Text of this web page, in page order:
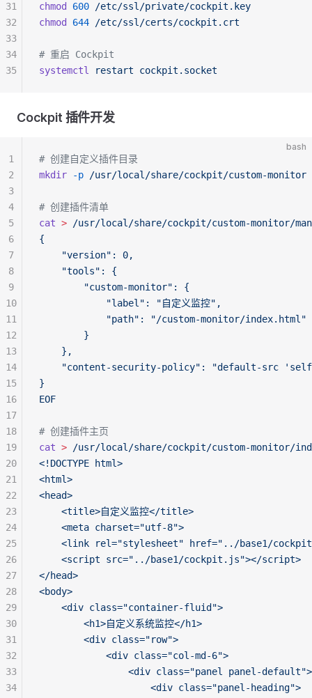
chmod
600 /etc/ssl/private/cockpit.key
chmod
644 /etc/ssl/certs/cockpit.crt
# 重启 Cockpit
systemctl
restart cockpit.socket
31
32
33
34
35
Cockpit 插件开发
bash
# 创建自定义插件目录
mkdir -p /usr/local/share/cockpit/custom-monitor
# 创建插件清单
cat > /usr/local/share/cockpit/custom-monitor/
{
    "version": 0,
    "tools": {
        "custom-monitor": {
            "label": "自定义监控",
            "path": "/custom-monitor/index.html"
        }
    },
"content-security-policy": "default-src
}
EOF
# 创建插件主页
cat > /usr/local/share/cockpit/custom-monitor/
<!DOCTYPE html>
<html>
<head>
    <title>自定义监控</title>
    <meta charset="utf-8">
<link rel="stylesheet" href="../base1/
    <script src="../base1/cockpit.js"></script>
</head>
<body>
    <div class="container-fluid">
        <h1>自定义系统监控</h1>
        <div class="row">
            <div class="col-md-6">
                <div class="panel panel-default">
                    <div class="panel-heading">
1
2
3
4
5
6
7
8
9
10
11
12
13
14
15
16
17
18
19
20
21
22
23
24
25
26
27
28
29
30
31
32
33
34